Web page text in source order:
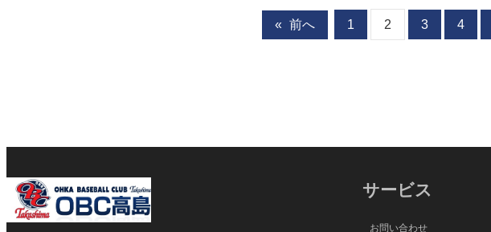
« 前へ 1 2 3 4
サービス
お問い合わせ